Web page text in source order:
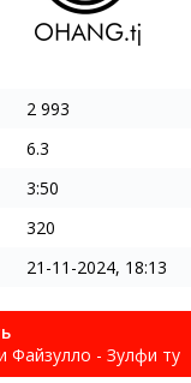
2 993
6.3
3:50
320
21-11-2024, 18:13
Файзулло - Зулфи ту